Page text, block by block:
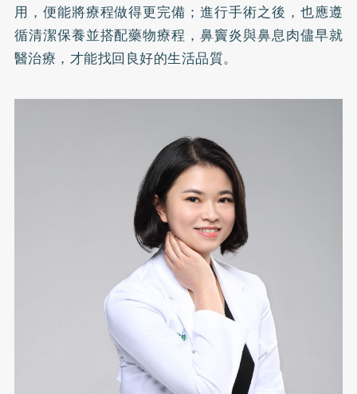
用，便能將療程做得更完備；進行手術之後，也應遵
循清潔保養並搭配藥物療程，鼻竇炎與鼻息肉儘早就
醫治療，才能找回良好的生活品質。